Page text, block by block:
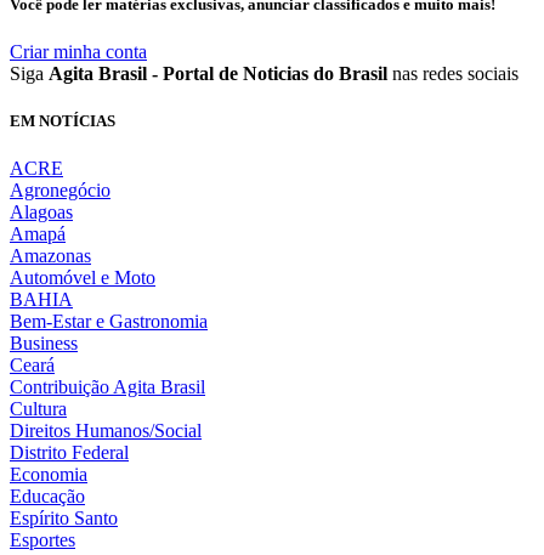
Você pode ler matérias exclusivas, anunciar classificados e muito mais!
Criar minha conta
Siga Agita Brasil - Portal de Noticias do Brasil nas redes sociais
EM NOTÍCIAS
ACRE
Agronegócio
Alagoas
Amapá
Amazonas
Automóvel e Moto
BAHIA
Bem-Estar e Gastronomia
Business
Ceará
Contribuição Agita Brasil
Cultura
Direitos Humanos/Social
Distrito Federal
Economia
Educação
Espírito Santo
Esportes